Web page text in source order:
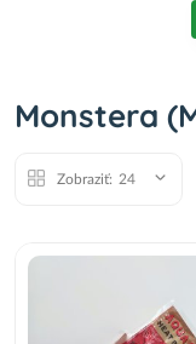
´MINT´
35,90 €
40-50
Monstera
Zobraziť: 24